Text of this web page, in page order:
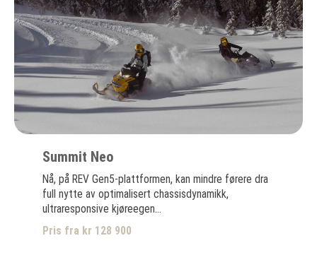
Summit Neo
Nå, på REV Gen5-plattformen, kan mindre førere dra
full nytte av optimalisert chassisdynamikk,
ultraresponsive kjøreegen...
Pris fra kr 128 900